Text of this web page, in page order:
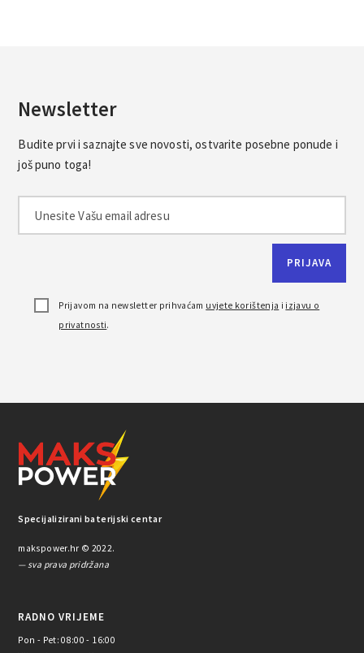
Newsletter
Budite prvi i saznajte sve novosti, ostvarite posebne ponude i
još puno toga!
Prijavom na newsletter prihvaćam uvjete korištenja i izjavu o
privatnosti.
Specijalizirani baterijski centar
makspower.hr © 2022.
— sva prava pridržana
RADNO VRIJEME
Pon - Pet: 08:00 - 16:00